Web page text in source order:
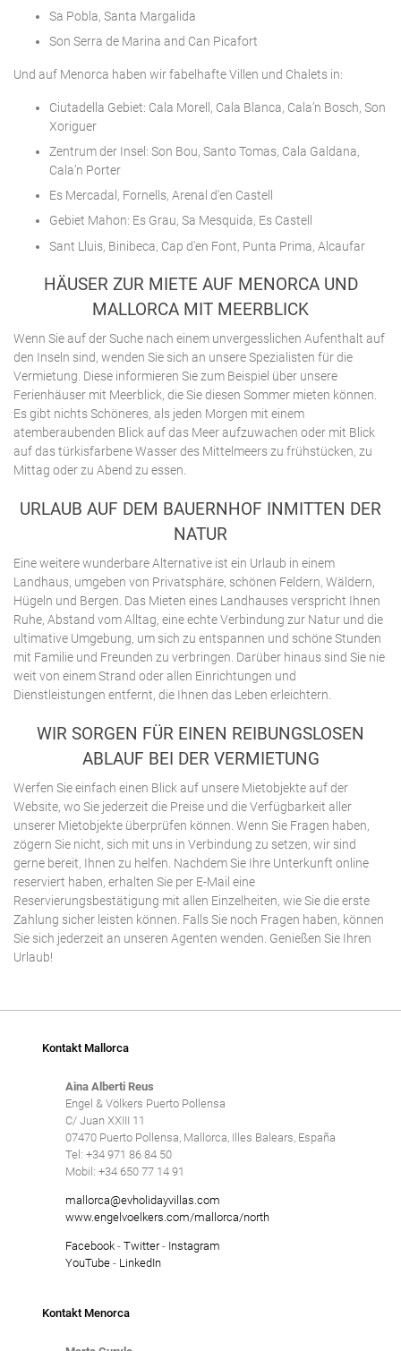
Sa Pobla, Santa Margalida
Son Serra de Marina and Can Picafort
Und auf Menorca haben wir fabelhafte Villen und Chalets in:
Ciutadella Gebiet: Cala Morell, Cala Blanca, Cala’n Bosch, Son
Xoriguer
Zentrum der Insel: Son Bou, Santo Tomas, Cala Galdana,
Cala’n Porter
Es Mercadal, Fornells, Arenal d'en Castell
Gebiet Mahon: Es Grau, Sa Mesquida, Es Castell
Sant Lluis, Binibeca, Cap d'en Font, Punta Prima, Alcaufar
HÄUSER ZUR MIETE AUF MENORCA UND
MALLORCA MIT MEERBLICK
Wenn Sie auf der Suche nach einem unvergesslichen Aufenthalt auf
den Inseln sind, wenden Sie sich an unsere Spezialisten für die
Vermietung. Diese informieren Sie zum Beispiel über unsere
Ferienhäuser mit Meerblick, die Sie diesen Sommer mieten können.
Es gibt nichts Schöneres, als jeden Morgen mit einem
atemberaubenden Blick auf das Meer aufzuwachen oder mit Blick
auf das türkisfarbene Wasser des Mittelmeers zu frühstücken, zu
Mittag oder zu Abend zu essen.
URLAUB AUF DEM BAUERNHOF INMITTEN DER
NATUR
Eine weitere wunderbare Alternative ist ein Urlaub in einem
Landhaus, umgeben von Privatsphäre, schönen Feldern, Wäldern,
Hügeln und Bergen. Das Mieten eines Landhauses verspricht Ihnen
Ruhe, Abstand vom Alltag, eine echte Verbindung zur Natur und die
ultimative Umgebung, um sich zu entspannen und schöne Stunden
mit Familie und Freunden zu verbringen. Darüber hinaus sind Sie nie
weit von einem Strand oder allen Einrichtungen und
Dienstleistungen entfernt, die Ihnen das Leben erleichtern.
WIR SORGEN FÜR EINEN REIBUNGSLOSEN
ABLAUF BEI DER VERMIETUNG
Werfen Sie einfach einen Blick auf unsere Mietobjekte auf der
Website, wo Sie jederzeit die Preise und die Verfügbarkeit aller
unserer Mietobjekte überprüfen können. Wenn Sie Fragen haben,
zögern Sie nicht, sich mit uns in Verbindung zu setzen, wir sind
gerne bereit, Ihnen zu helfen. Nachdem Sie Ihre Unterkunft online
reserviert haben, erhalten Sie per E-Mail eine
Reservierungsbestätigung mit allen Einzelheiten, wie Sie die erste
Zahlung sicher leisten können. Falls Sie noch Fragen haben, können
Sie sich jederzeit an unseren Agenten wenden. Genießen Sie Ihren
Urlaub!
Kontakt Mallorca
Aina Alberti Reus
Engel & Völkers Puerto Pollensa
C/ Juan XXIII 11
07470 Puerto Pollensa, Mallorca, Illes Balears, España
Tel: +34 971 86 84 50
Mobil: +34 650 77 14 91
mallorca@evholidayvillas.com
www.engelvoelkers.com/mallorca/north
Facebook- Twitter- Instagram
YouTube- LinkedIn
Kontakt Menorca